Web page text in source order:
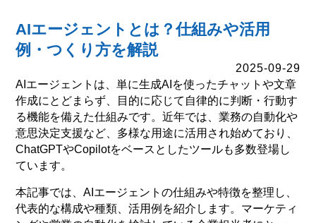
AIエージェントとは？仕組みや活用
例・つくり方を解説
2025-09-29
AIエージェントは、単に生成AIを使ったチャットや文章
作成にとどまらず、目的に応じて自律的に判断・行動す
る機能を備えた仕組みです。近年では、業務の自動化や
意思決定支援など、多様な用途に活用され始めており、
ChatGPTやCopilotをベースとしたツールも多数登場し
ています。
本記事では、AIエージェントの仕組みや特徴を整理し、
代表的な構成や種類、活用例を紹介します。マーケティ